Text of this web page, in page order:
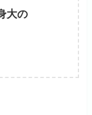
大の